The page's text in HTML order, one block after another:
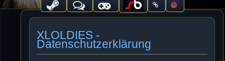
XLOLDIES -
Datenschutzerklärung